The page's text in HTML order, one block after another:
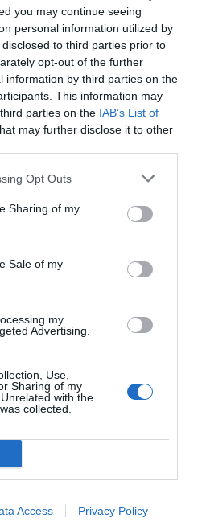
you may continue seeing
personal information utilized by
to third parties prior to
opt-out of the further
information by third parties on the
This information may
parties on the IAB’s List of
may further disclose it to other
Opt Outs
Sharing of my
Sale of my
my
Advertising.
Use,
Sharing of my
with the
collected.
Access Privacy Policy
ύλες.
αγώνες 2027